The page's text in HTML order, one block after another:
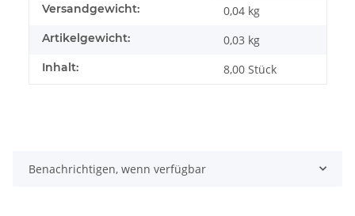
Produkteigenschaft
Wert
Versandgewicht: 0,04 kg
Artikelgewicht: 0,03 kg
Inhalt: 8,00 Stück
Benachrichtigen, wenn verfügbar